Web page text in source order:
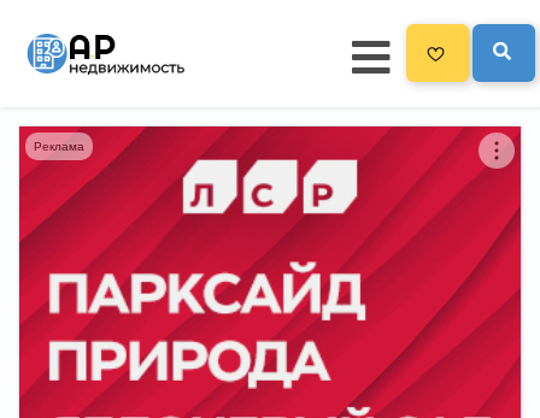
Главная
Все новостройки 3300
Новостройки на карте
Блог
Черный список ЖК
Рекламодателям
Реклама